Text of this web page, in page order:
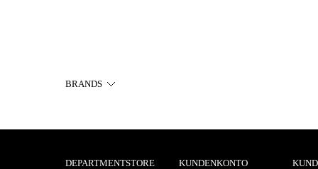
BRANDS
DEPARTMENTSTORE KUNDENKONTO